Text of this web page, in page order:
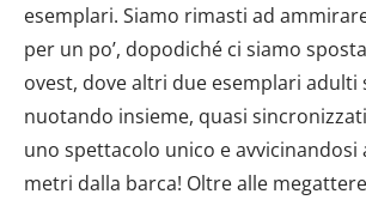
esemplari. Siamo rimasti ad
per un po’, dopodiché ci siamo
ovest, dove altri due esemplari adulti
nuotando insieme, quasi
uno spettacolo unico e avvicinandosi
metri dalla barca! Oltre alle